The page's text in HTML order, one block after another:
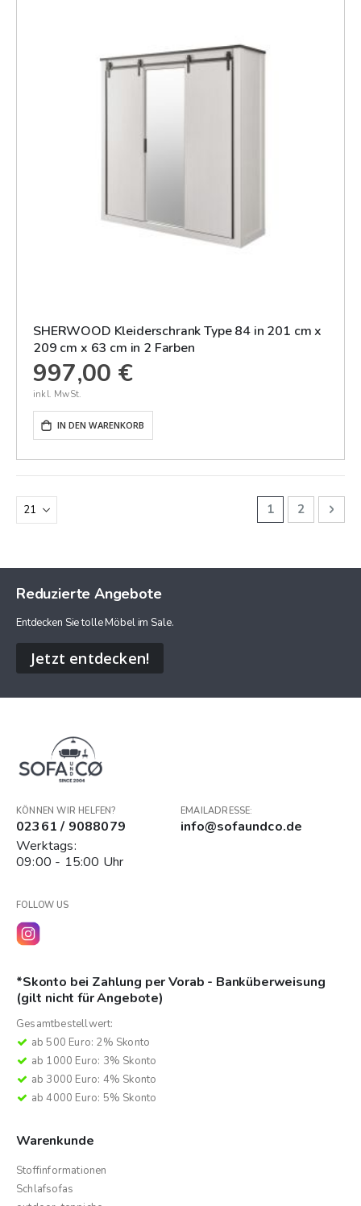
SHERWOOD Kleiderschrank Type 84 in 201 cm x
209 cm x 63 cm in 2 Farben
997,00 €
IN DEN WARENKORB
Seite
Sie lesen
1 Seite
2
Reduzierte Angebote
Entdecken Sie tolle Möbel im Sale.
Jetzt entdecken!
KÖNNEN WIR HELFEN?
02361 / 9088079
Werktags:
09:00 - 15:00 Uhr
EMAILADRESSE:
info@sofaundco.de
FOLLOW US
*Skonto bei Zahlung per Vorab - Banküberweisung
(gilt nicht für Angebote)
Gesamtbestellwert:
ab 500 Euro: 2% Skonto
ab 1000 Euro: 3% Skonto
ab 3000 Euro: 4% Skonto
ab 4000 Euro: 5% Skonto
Warenkunde
Stoffinformationen
Schlafsofas